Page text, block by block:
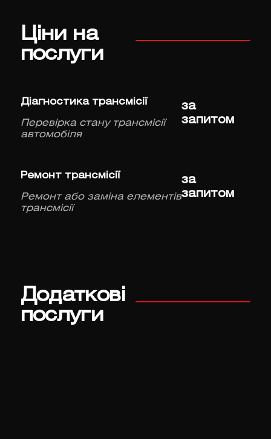
Ціни на
послуги
Діагностика трансмісії
Перевірка стану трансмісії
автомобіля
за
запитом
Ремонт трансмісії
Ремонт або заміна елементів
трансмісії
за
запитом
Додаткові
послуги